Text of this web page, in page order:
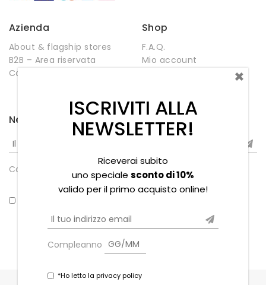
Azienda
About & flagship stores
B2B – Area riservata
Contatti
Shop
F.A.Q.
Mio account
Newsletter
Compleanno
ISCRIVITI ALLA
NEWSLETTER!
Riceverai subito
uno speciale sconto di 10%
valido per il primo acquisto online!
Compleanno
*Ho letto la privacy policy
×